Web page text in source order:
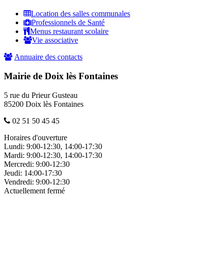
Location des salles communales
Professionnels de Santé
Menus restaurant scolaire
Vie associative
Annuaire des contacts
Mairie de Doix lès Fontaines
5 rue du Prieur Gusteau
85200 Doix lès Fontaines
02 51 50 45 45
Horaires d'ouverture
Lundi: 9:00-12:30, 14:00-17:30
Mardi: 9:00-12:30, 14:00-17:30
Mercredi: 9:00-12:30
Jeudi: 14:00-17:30
Vendredi: 9:00-12:30
Actuellement fermé